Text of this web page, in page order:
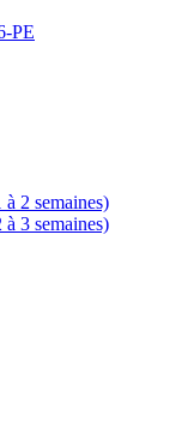
PE
2 semaines)
3 semaines)